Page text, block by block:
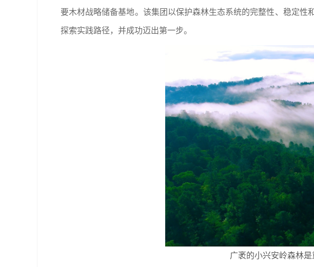
要木材战略储备基地。该集团以保护森林生态系统的完整性、稳定
探索实践路径，并成功迈出第一步。
广袤的小兴安岭森林